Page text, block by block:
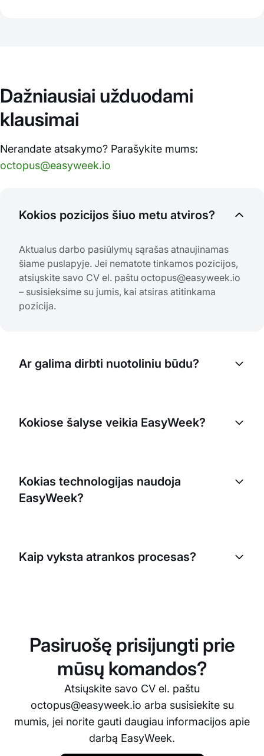
Dažniausiai užduodami
klausimai
Nerandate atsakymo? Parašykite mums:
octopus@easyweek.io
Kokios pozicijos šiuo metu atviros?
Aktualus darbo pasiūlymų sąrašas atnaujinamas
šiame puslapyje. Jei nematote tinkamos pozicijos,
atsiųskite savo CV el. paštu octopus@easyweek.io
– susisieksime su jumis, kai atsiras atitinkama
pozicija.
Ar galima dirbti nuotoliniu būdu?
pozicijų. Konkrečios sąlygos aptariamos pokalbio
Kokiose šalyse veikia EasyWeek?
komanda yra geografiškai išsidėsčiusi, todėl
galime pritraukti geriausius specialistus
Kokias technologijas naudoja
EasyWeek?
pažangias technologijas. Daugiau apie tech stack
Kaip vyksta atrankos procesas?
Pasiruošę prisijungti prie
mūsų komandos?
Atsiųskite savo CV el. paštu
octopus@easyweek.io arba susisiekite su
mumis, jei norite gauti daugiau informacijos apie
darbą EasyWeek.